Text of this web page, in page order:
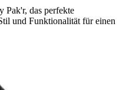
Pak'r, das perfekte
und Funktionalität für einen